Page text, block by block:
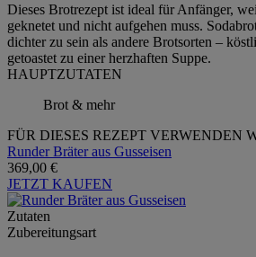
Dieses Brotrezept ist ideal für Anfänger,
geknetet und nicht aufgehen muss.
dichter zu sein als andere Brotsorten –
getoastet zu einer herzhaften Suppe.
HAUPTZUTATEN
Brot & mehr
FÜR DIESES REZEPT VERWENDEN
Runder Bräter aus Gusseisen
369,00 €
JETZT KAUFEN
Zutaten
Zubereitungsart